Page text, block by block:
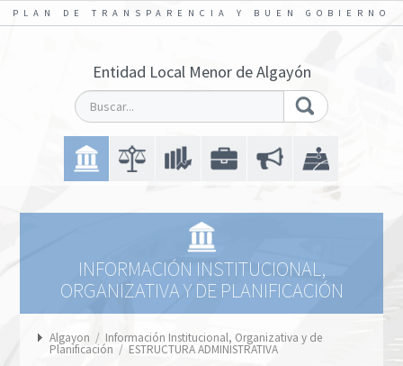
PLAN DE TRANSPARENCIA Y BUEN GOBIERNO
Entidad Local Menor de Algayón
INFORMACIÓN INSTITUCIONAL,
ORGANIZATIVA Y DE PLANIFICACIÓN
Algayon / Información Institucional, Organizativa y de
Planificación / ESTRUCTURA ADMINISTRATIVA